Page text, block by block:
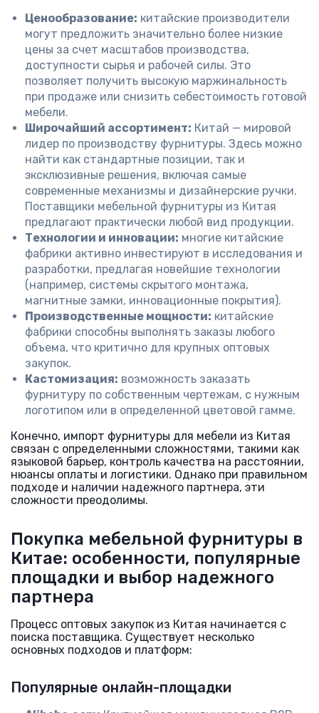
Ценообразование: китайские производители
могут предложить значительно более низкие
цены за счет масштабов производства,
доступности сырья и рабочей силы. Это
позволяет получить высокую маржинальность
при продаже или снизить себестоимость готовой
мебели.
Широчайший ассортимент: Китай — мировой
лидер по производству фурнитуры. Здесь можно
найти как стандартные позиции, так и
эксклюзивные решения, включая самые
современные механизмы и дизайнерские ручки.
Поставщики мебельной фурнитуры из Китая
предлагают практически любой вид продукции.
Технологии и инновации: многие китайские
фабрики активно инвестируют в исследования и
разработки, предлагая новейшие технологии
(например, системы скрытого монтажа,
магнитные замки, инновационные покрытия).
Производственные мощности: китайские
фабрики способны выполнять заказы любого
объема, что критично для крупных оптовых
закупок.
Кастомизация: возможность заказать
фурнитуру по собственным чертежам, с нужным
логотипом или в определенной цветовой гамме.
Конечно, импорт фурнитуры для мебели из Китая
связан с определенными сложностями, такими как
языковой барьер, контроль качества на расстоянии,
нюансы оплаты и логистики. Однако при правильном
подходе и наличии надежного партнера, эти
сложности преодолимы.
Покупка мебельной фурнитуры в
Китае: особенности, популярные
площадки и выбор надежного
партнера
Процесс оптовых закупок из Китая начинается с
поиска поставщика. Существует несколько
основных подходов и платформ:
Популярные онлайн-площадки